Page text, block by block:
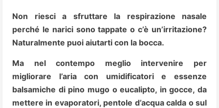
Non riesci a sfruttare la respirazione nasale
perché le narici sono tappate o c’è un’irritazione?
Naturalmente puoi aiutarti con la bocca.
Ma nel contempo meglio intervenire per
migliorare l’aria con umidificatori e essenze
balsamiche di pino mugo o eucalipto, in gocce, da
mettere in evaporatori, pentole d’acqua calda o sul